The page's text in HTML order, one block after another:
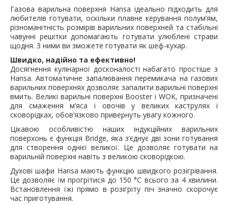
Газова варильна поверхня Hansa ідеально підходить для
любителів готувати, оскільки плавне керування полум’ям,
різноманітність розмірів варильних поверхней та стабільні
чавунні решітки допомагають готувати улюблені страви
щодня. З ними ви зможете готувати як шеф-кухар.
Швидко, надійно та ефективно!
Досягнення кулінарної досконалості набагато простіше з
Hansa. Автоматичне запалювання перемикача на газових
варильних поверхнях дозволяє запалити варильні поверхні
вмить. Великі варильні поверхні Booster і WOK, призначені
для смаження м’яса і овочів у великих каструлях і
сковорідках, обов’язково привернуть увагу кожного.
Цікавою особливістю наших індукційних варильних
поверхонь є функція Bridge, яка з’єднує дві зони готування
для створення однієї великої. Це дозволяє готувати на
варильній поверхні навіть з великою сковорідкою.
Духові шафи Hansa мають функцію швидкого розігрівання.
Це дозволяє їм прогрітися до 150 °C всього за 4 хвилини.
Встановлення їжі прямо в розігріту піч значно скорочує
час приготування.